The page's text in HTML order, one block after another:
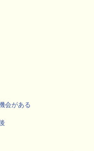
会がある